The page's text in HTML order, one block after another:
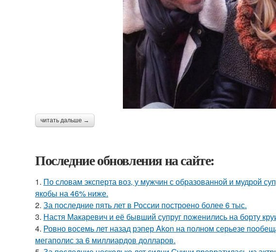
читать дальше →
Последние обновления на сайте:
1. По словам эксперта воз, у мужчин с образованной и мудрой
якобы на 46% ниже.
2. За последние пять лет в России построено более 6 тыс.
3. Настя Макаревич и её бывший супруг поженились на борту
4. Ровно восемь лет назад рэпер Akon на полном серьезе
мегаполис за 6 миллиардов долларов.